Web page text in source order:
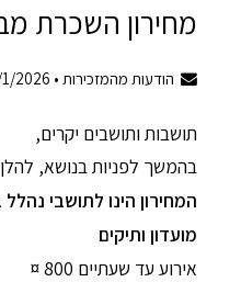
מחירון השכרת
הודעות מהמזכירות • 2026
תושבות ותושבים יקרים,
בהמשך לפניות בנושא,
המחירון הינו לתושבי
מועדון ותיקים
אירוע עד שעתיים 800 ¤